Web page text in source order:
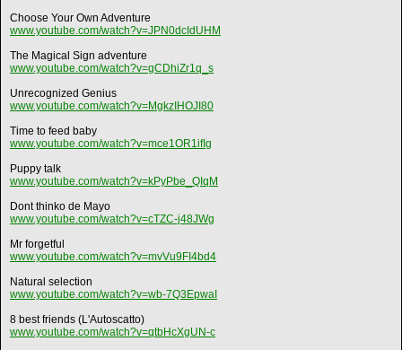
Choose Your Own Adventure
www.youtube.com/watch?v=JPN0dcIdUHM
The Magical Sign adventure
www.youtube.com/watch?v=gCDhiZr1q_s
Unrecognized Genius
www.youtube.com/watch?v=MgkzIHOJI80
Time to feed baby
www.youtube.com/watch?v=mce1OR1ifIg
Puppy talk
www.youtube.com/watch?v=kPyPbe_QIqM
Dont thinko de Mayo
www.youtube.com/watch?v=cTZC-j48JWg
Mr forgetful
www.youtube.com/watch?v=mvVu9FI4bd4
Natural selection
www.youtube.com/watch?v=wb-7Q3EpwaI
8 best friends (L'Autoscatto)
www.youtube.com/watch?v=qtbHcXgUN-c